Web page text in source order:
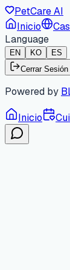
PetCare AI
Inicio
Language
EN KO
ES
Cerrar Sesión
Powered by
Inicio